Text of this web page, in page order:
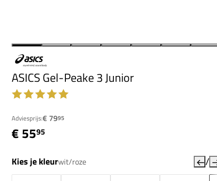
ASICS Gel-Peake 3 Junior
Adviesprijs:€ 7995
€ 5595
Kies je kleurwit/roze /